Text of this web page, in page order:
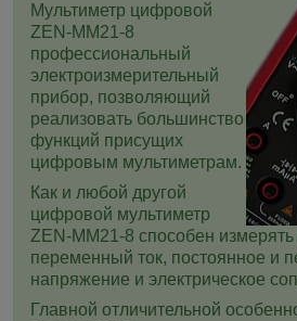
Мультиметр цифровой
ZEN-MM21-8
профессиональный
электроизмерительный
прибор, позволяющий
реализовать большинство
функций присущих
цифровым мультиметрам.
Как и любой другой
цифровой мультиметр
ZEN-MM21-8 способен
переменный ток, постоянное и
напряжение и электрическое
Главной отличительной